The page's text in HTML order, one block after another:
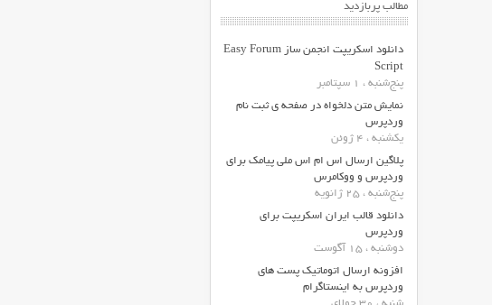
مطالب پربازدید
دانلود اسکریپت انجمن ساز Easy Forum
Script
پنج‌شنبه ، 1 سپتامبر
نمایش متن دلخواه در صفحه ی ثبت نام
وردپرس
یکشنبه ، 4 ژوئن
پلاگین ارسال اس ام اس ملی پیامک برای
وردپرس و ووکامرس
پنج‌شنبه ، 25 ژانویه
دانلود قالب ایران اسکریپت برای
وردپرس
دوشنبه ، 15 آگوست
افزونه ارسال اتوماتیک پست های
وردپرس به اینستاگرام